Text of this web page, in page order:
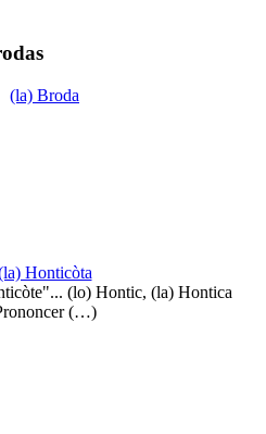
(la) Broda
Honticòta
(lo) Hontic, (la) Hontica
(…)